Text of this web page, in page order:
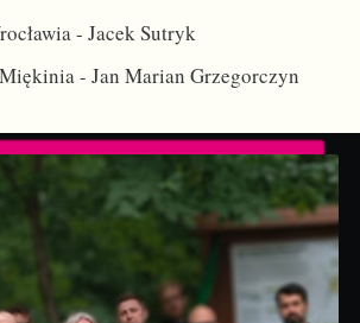
- Jacek Sutryk
- Jan Marian Grzegorczyn